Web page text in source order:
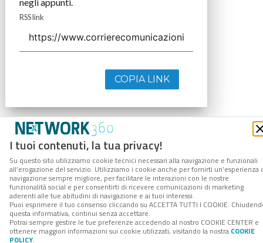
I tuoi contenuti, la tua privacy!
Su questo sito utilizziamo cookie tecnici necessari alla navigazione e funzionali
all’erogazione del servizio. Utilizziamo i cookie anche per fornirti un’esperienza
navigazione sempre migliore, per facilitare le interazioni con le nostre
funzionalità social e per consentirti di ricevere comunicazioni di marketing
aderenti alle tue abitudini di navigazione e ai tuoi interessi.
Puoi esprimere il tuo consenso cliccando su ACCETTA TUTTI I COOKIE.
questa informativa, continui senza accettare.
Potrai sempre gestire le tue preferenze accedendo al nostro COOKIE CENTER e
ottenere maggiori informazioni sui cookie utilizzati, visitando la nostra COOKIE
POLICY.
RSS link
COPIA LINK